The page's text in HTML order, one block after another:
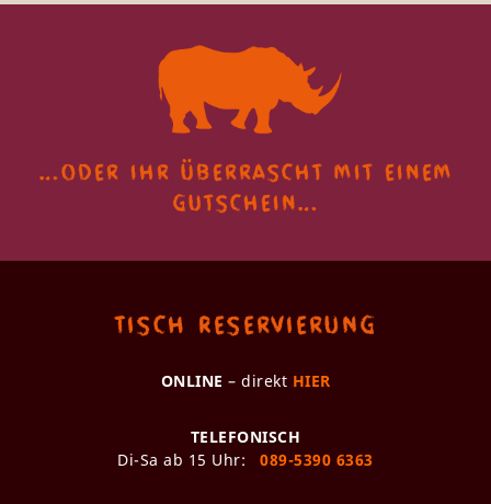
…oder ihr überrascht mit einem
gutschein…
Tisch Reservierung
ONLINE – direkt HIER
TELEFONISCH
Di-Sa ab 15 Uhr:
089-5390 6363